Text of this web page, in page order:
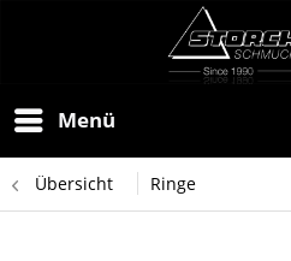
Menü
Übersicht Ringe